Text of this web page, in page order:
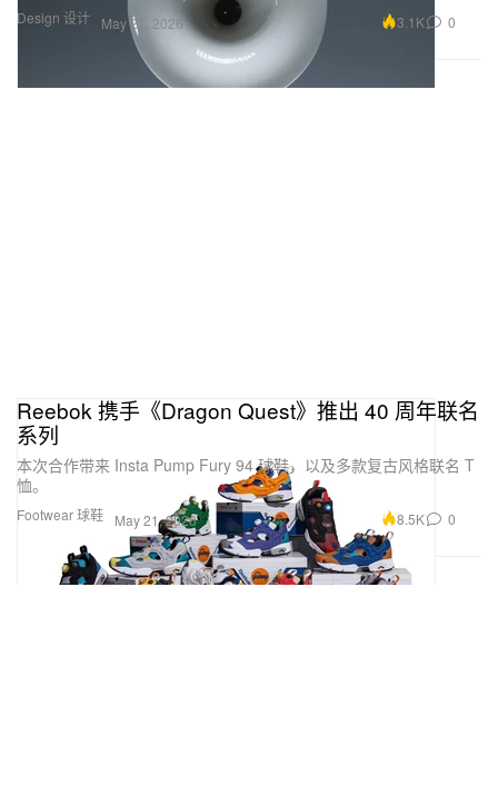
Design 设计 May 21, 2026 3.1K 0
Footwear 球鞋
Reebok 携手《Dragon Quest》推出 40 周年联名
系列
本次合作带来 Insta Pump Fury 94 球鞋，以及多款复古风格联名 T
恤。
May 21, 2026 8.5K 0